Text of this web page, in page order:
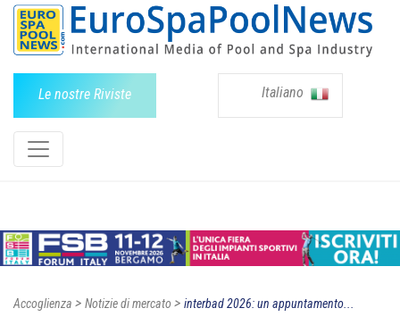
Le nostre Riviste Italiano
Accoglienza > Notizie di mercato > interbad 2026: un appuntamento...